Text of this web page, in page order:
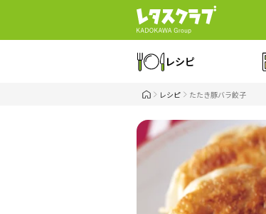
レシピ
レシピ たたき豚バラ餃子